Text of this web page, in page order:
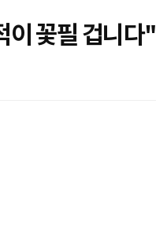
이 꽃필 겁니다"